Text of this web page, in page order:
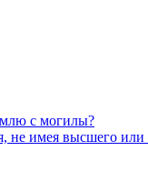
с могилы?
имея высшего или